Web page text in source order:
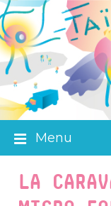
Skip
to
content
Skip
to
main
navigation
Skip
to
footer
Menu
LA